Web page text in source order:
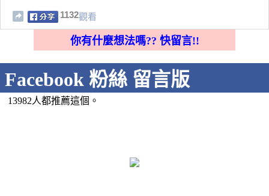
1132觀看
你有什麼想法嗎?? 快留言!!
Facebook 粉絲 留言版
13982人都推薦這個。